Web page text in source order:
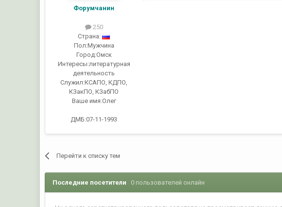
Форумчанин
250
Страна:
Пол:Мужчина
Город:Омск
Интересы:литературная
деятельность
Служил:КСАПО, КДПО,
КЗакПО, КЗабПО
Ваше имя:Олег
ДМБ:07-11-1993
Перейти к списку тем
Последние посетители 0 пользователей онлайн